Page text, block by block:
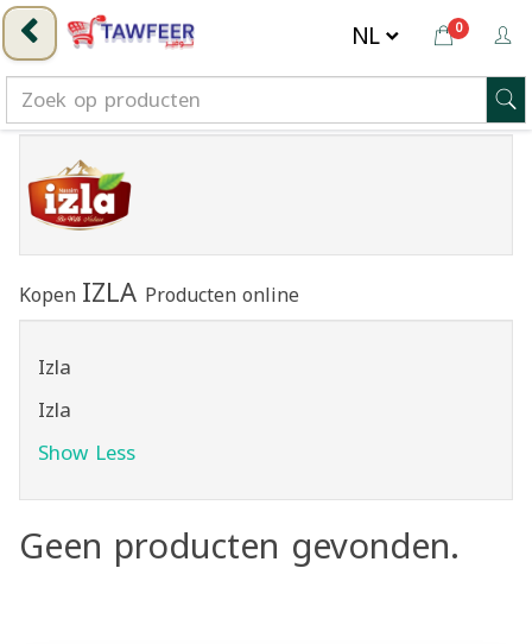
0
KopenIZLA Producten online
Izla
Izla
Show Less
Geen producten gevonden.